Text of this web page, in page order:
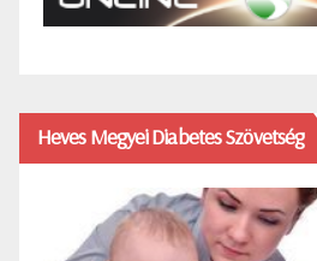
Heves Megyei Diabetes Szövetség